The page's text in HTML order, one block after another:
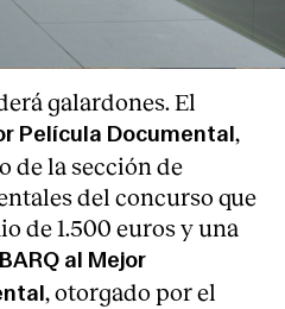
galardones. El
Película Documental ,
de la sección de
del concurso que
de 1.500 euros y una
al Mejor
, otorgado por el